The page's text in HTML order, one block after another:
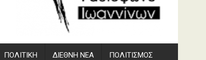
ΠΟΛΙΤΙΚΉ ΔΙΕΘΝΉ ΝΈΑ ΠΟΛΙΤΙΣΜΌΣ